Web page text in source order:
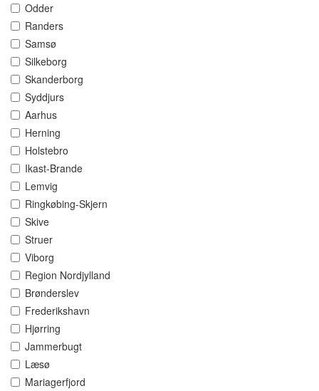
Odder
Randers
Samsø
Silkeborg
Skanderborg
Syddjurs
Aarhus
Herning
Holstebro
Ikast-Brande
Lemvig
Ringkøbing-Skjern
Skive
Struer
Viborg
Region Nordjylland
Brønderslev
Frederikshavn
Hjørring
Jammerbugt
Læsø
Mariagerfjord